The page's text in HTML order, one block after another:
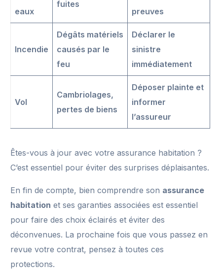
eaux
fuites
preuves
Incendie
Dégâts matériels
causés par le
feu
Déclarer le
sinistre
immédiatement
Vol
Cambriolages,
pertes de biens
Déposer plainte et
informer
l’assureur
Êtes-vous à jour avec votre assurance habitation ?
C’est essentiel pour éviter des surprises déplaisantes.
En fin de compte, bien comprendre son assurance
habitation et ses garanties associées est essentiel
pour faire des choix éclairés et éviter des
déconvenues. La prochaine fois que vous passez en
revue votre contrat, pensez à toutes ces
protections.